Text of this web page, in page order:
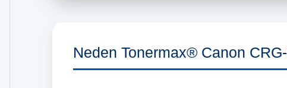
Neden Tonermax® Canon